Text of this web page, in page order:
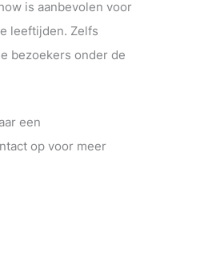
is aanbevolen voor
leeftijden. Zelfs
bezoekers onder de
een
op voor meer